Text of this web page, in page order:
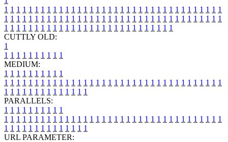
1 1 1 1 1 1 1 1 1 1 1 1 1 1 1 1 1 1 1 1 1 1 1 1 1 1 1 1 1 1 1 1 1 1 1 1
1 1 1 1 1 1 1 1 1 1 1 1 1 1 1 1 1 1 1 1 1 1 1 1 1 1 1 1 1 1 1 1 1 1 1 1
1 1 1 1 1 1 1 1 1 1 1 1 1 1 1 1 1 1 1 1 1 1 1 1 1 1 1 1
CUTTLY OLD:
1
1 1 1 1 1 1 1 1 1 1
MEDIUM:
1 1 1 1 1 1 1 1 1 1
1 1 1 1 1 1 1 1 1 1 1 1 1 1 1 1 1 1 1 1 1 1 1 1 1 1 1 1 1 1 1 1 1 1 1 1
1 1 1 1 1 1 1 1 1 1 1 1 1 1
PARALLELS:
1 1 1 1 1 1 1 1 1 1
1 1 1 1 1 1 1 1 1 1 1 1 1 1 1 1 1 1 1 1 1 1 1 1 1 1 1 1 1 1 1 1 1 1 1 1
1 1 1 1 1 1 1 1 1 1 1 1 1 1
URL PARAMETER: